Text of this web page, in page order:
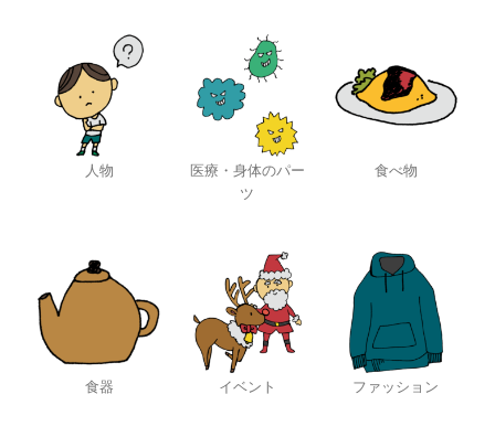
人物
医療・身体のパー
ツ
食べ物
食器 イベント ファッション